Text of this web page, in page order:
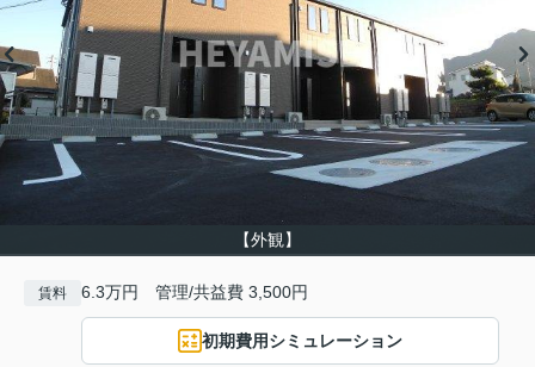
【外観】
賃料 6.3万円 管理/共益費 3,500円
初期費用シミュレーション